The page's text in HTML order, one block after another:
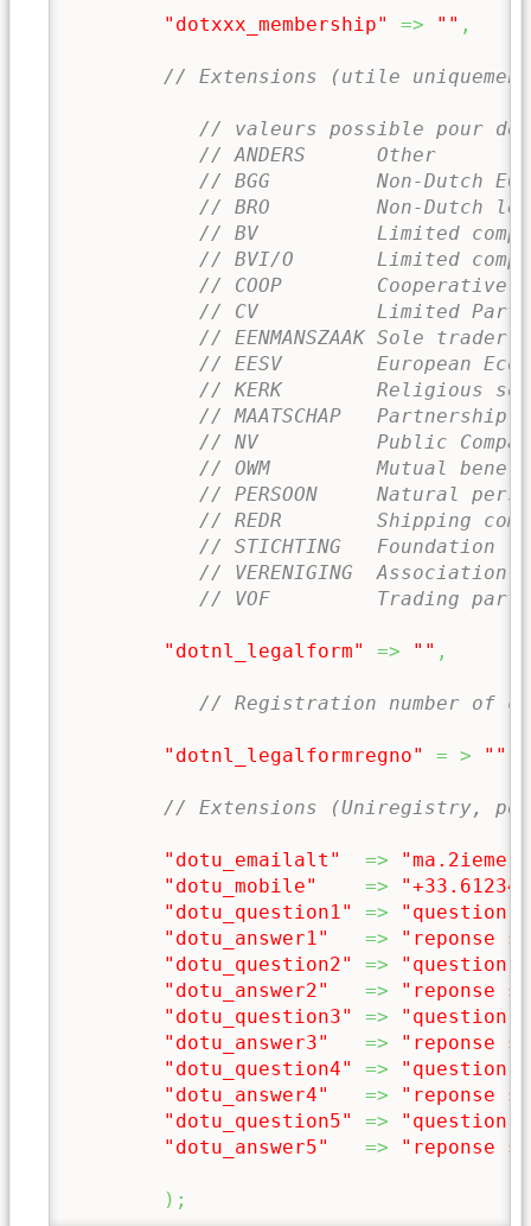
"dotxxx_membership" => "" ,
// Extensions (utile
// valeurs possible pour
// ANDERS      Other
// BGG         Non-Dutch EC
// BRO         Non-Dutch
// BV          Limited
// BVI/O       Limited
// COOP        Cooperative
// CV          Limited
// EENMANSZAAK Sole trader
// EESV        European
// KERK        Religious
// MAATSCHAP   Partnership
// NV          Public
// OWM         Mutual benefit
// PERSOON     Natural
// REDR        Shipping
// STICHTING   Foundation
// VERENIGING  Association
// VOF         Trading
"dotnl_legalform" => "" ,
// Registration number of
"dotnl_legalformregno" = > ""
// Extensions (Uniregistry,
"dotu_emailalt" =>
"dotu_mobile"
=>
"dotu_question1"
=>
"question
"dotu_answer1"
=>
"reponse
"dotu_question2"
=>
"question
"dotu_answer2"
=>
"reponse
"dotu_question3"
=>
"question
"dotu_answer3"
=>
"reponse
"dotu_question4"
=>
"question
"dotu_answer4"
=>
"reponse
"dotu_question5"
=>
"question
"dotu_answer5"
=> "reponse
) ;